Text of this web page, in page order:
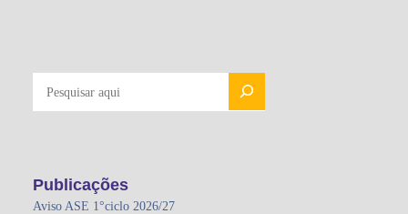
Publicações
Aviso ASE 1°ciclo 2026/27